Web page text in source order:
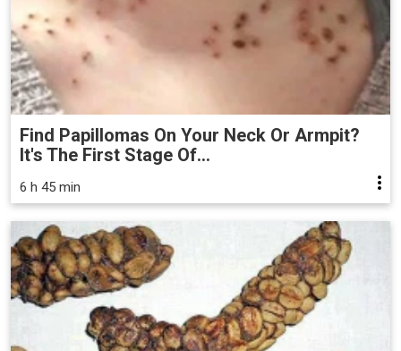
Find Papillomas On Your Neck Or Armpit?
It's The First Stage Of...
6 h 45 min